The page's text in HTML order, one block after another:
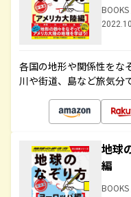
各国の地形や関係性をな
川や街道、島など旅気分
地球
編